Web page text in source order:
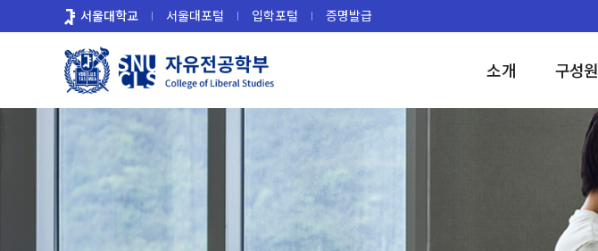
로
서울대학교 서울대포털 입학포털 증명발급
소개 구성원